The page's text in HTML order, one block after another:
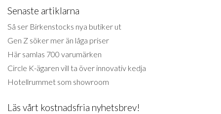
Senaste artiklarna
Så ser Birkenstocks nya butiker ut
Gen Z söker mer än låga priser
Här samlas 700 varumärken
Circle K-ägaren vill ta över innovativ kedja
Hotellrummet som showroom
Läs vårt kostnadsfria nyhetsbrev!